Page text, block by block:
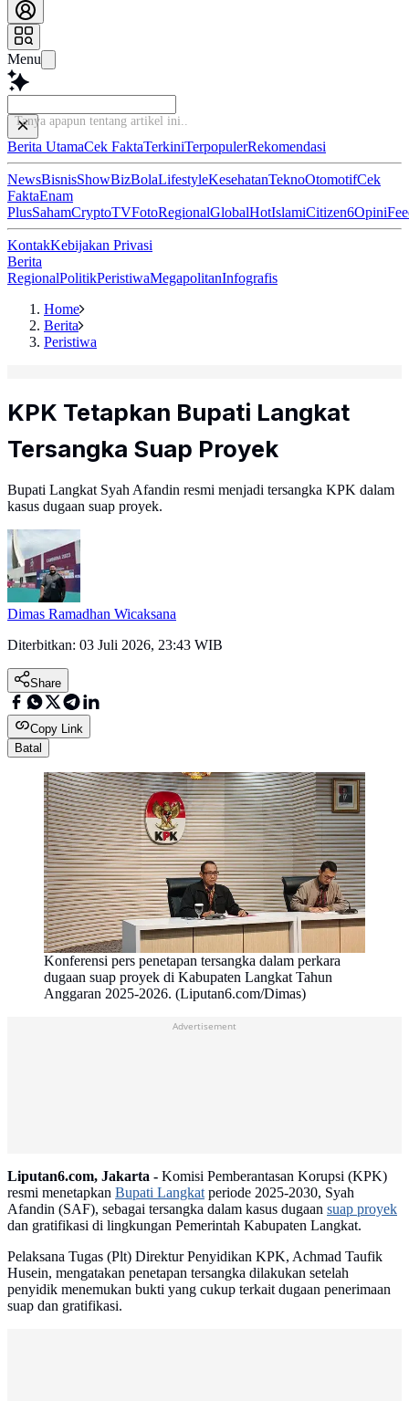
Menu
Tanya apapun tentang arti
Berita UtamaCek FaktaTerkiniTerpopulerRekomendasi
NewsBisnisShowBizBolaLifestyleKesehatanTeknoOtomotifCek
FaktaEnam
PlusSahamCryptoTVFotoRegionalGlobalHotIslamiCitizen6Opini
KontakKebijakan Privasi
Berita
RegionalPolitikPeristiwaMegapolitanInfografis
Home
Berita
Peristiwa
KPK Tetapkan Bupati Langkat
Tersangka Suap Proyek
Bupati Langkat Syah Afandin resmi menjadi tersangka KPK dalam
kasus dugaan suap proyek.
Dimas Ramadhan Wicaksana
Diterbitkan: 03 Juli 2026, 23:43 WIB
Share
Copy Link
Batal
Konferensi pers penetapan tersangka dalam perkara
dugaan suap proyek di Kabupaten Langkat Tahun
Anggaran 2025-2026. (Liputan6.com/Dimas)
Advertisement
Liputan6.com, Jakarta - Komisi Pemberantasan Korupsi (KPK)
resmi menetapkan Bupati Langkatperiode 2025-2030, Syah
Afandin (SAF), sebagai tersangka dalam kasus dugaan suap proyek
dan gratifikasi di lingkungan Pemerintah Kabupaten Langkat.
Pelaksana Tugas (Plt) Direktur Penyidikan KPK, Achmad Taufik
Husein, mengatakan penetapan tersangka dilakukan setelah
penyidik menemukan bukti yang cukup terkait dugaan penerimaan
suap dan gratifikasi.